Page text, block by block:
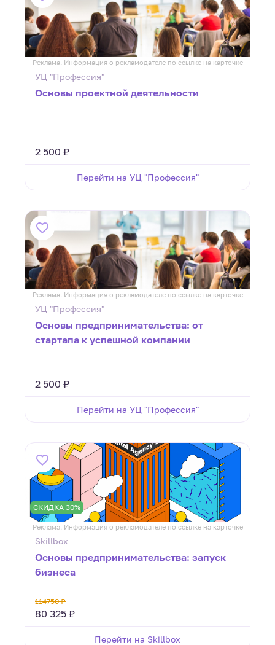
Реклама. Информация о рекламодателе по ссылке на карточке
УЦ "Профессия"
Основы проектной деятельности
2 500 ₽
Перейти на УЦ "Профессия"
Реклама. Информация о рекламодателе по ссылке на карточке
УЦ "Профессия"
Основы предпринимательства: от
стартапа к успешной компании
2 500 ₽
Перейти на УЦ "Профессия"
СКИДКА 30%
Реклама. Информация о рекламодателе по ссылке на карточке
Skillbox
Основы предпринимательства: запуск
бизнеса
114750 ₽
80 325 ₽
Перейти на Skillbox